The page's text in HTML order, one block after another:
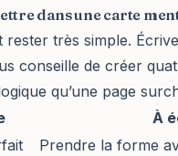
dans une carte
rester très simple.
conseille de créer
qu’une page
À
Prendre la forme